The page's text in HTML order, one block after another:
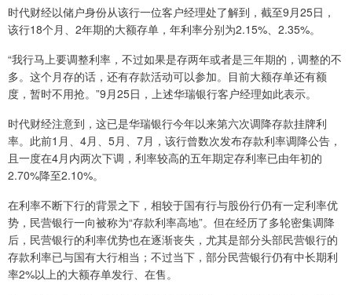
时代财经以储户身份从该行一位客户经理处了解到，截至9月25日，
该行18个月、2年期的大额存单，年利率分别为2.15%、2.35%。
“我行马上要调整利率，不过如果是存两年或者是三年期的，调整的不
多。这个月存的话，还有存款活动可以参加。目前大额存单还有额
度，暂时不用抢。”9月25日，上述华瑞银行客户经理如此表示。
时代财经注意到，这已是华瑞银行今年以来第六次调降存款挂牌利
率。此前1月、4月、5月、7月，该行曾数次发布存款利率调降公告，
且一度在4月内两次下调，利率较高的五年期定存利率已由年初的
2.70%降至2.10%。
在利率不断下行的背景之下，相较于国有行与股份行仍有一定利率优
势，民营银行一向被称为“存款利率高地”。但在经历了多轮密集调降
后，民营银行的利率优势也在逐渐丧失，尤其是部分头部民营银行的
存款利率已与国有大行相当；不过当下，部分民营银行仍有中长期利
率2%以上的大额存单发行、在售。